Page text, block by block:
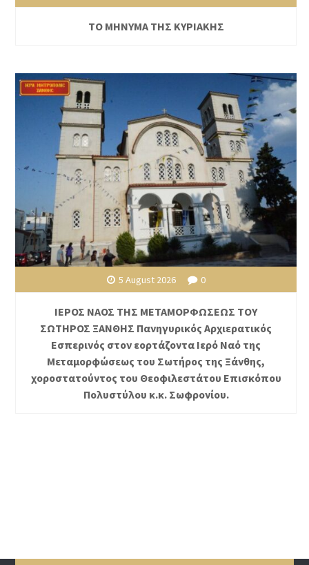
ΤΟ ΜΗΝΥΜΑ ΤΗΣ ΚΥΡΙΑΚΗΣ
5 August 2026 0
ΙΕΡΟΣ ΝΑΟΣ ΤΗΣ ΜΕΤΑΜΟΡΦΩΣΕΩΣ ΤΟΥ
ΣΩΤΗΡΟΣ ΞΑΝΘΗΣ Πανηγυρικός Αρχιερατικός
Εσπερινός στον εορτάζοντα Ιερό Ναό της
Μεταμορφώσεως του Σωτήρος της Ξάνθης,
χοροστατούντος του Θεοφιλεστάτου Επισκόπου
Πολυστύλου κ.κ. Σωφρονίου.